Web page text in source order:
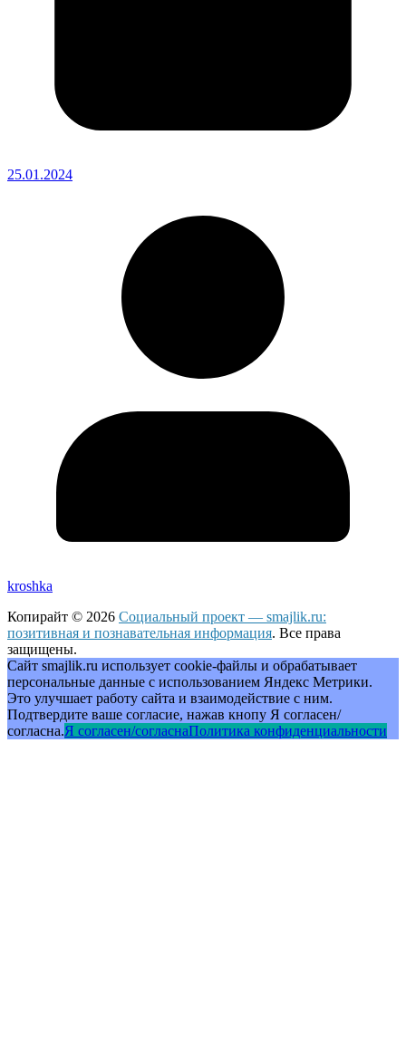
25.01.2024
kroshka
Копирайт © 2026 Социальный проект — smajlik.ru:
позитивная и познавательная информация. Все права
защищены.
Сайт smajlik.ru использует cookie-файлы и обрабатывает
персональные данные с использованием Яндекс Метрики.
Это улучшает работу сайта и взаимодействие с ним.
Подтвердите ваше согласие, нажав кнопу Я согласен/
согласна.Я согласен/согласнаПолитика конфиденциальности